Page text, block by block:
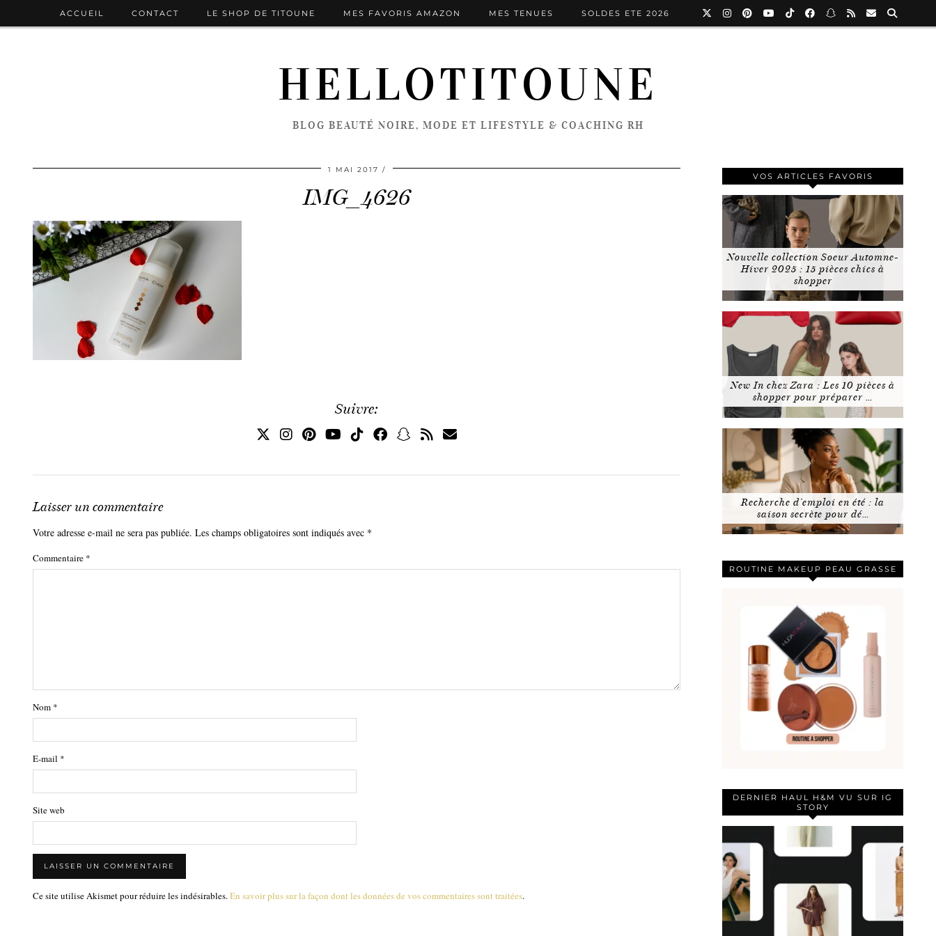
HELLOTITOUNE
BLOG BEAUTÉ NOIRE, MODE ET LIFESTYLE & COACHING RH
ACCUEIL CONTACT LE SHOP DE TITOUNE MES FAVORIS AMAZON MES TENUES SOLDES ETE 2026
1 MAI 2017
IMG_4626
Suivre:
Laisser un commentaire
Votre adresse e-mail ne sera pas publiée. Les champs obligatoires sont indiqués avec *
Commentaire *
Nom *
E-mail *
Site web
Ce site utilise Akismet pour réduire les indésirables. En savoir plus sur la façon dont les données de vos commentaires sont traitées.
VOS ARTICLES FAVORIS
Nouvelle collection Soeur Automne-
Hiver 2025 : 15 pièces chics à
shopper
New In chez Zara : Les 10 pièces à
shopper pour préparer …
Recherche d’emploi en été : la
saison secrète pour dé…
ROUTINE MAKEUP PEAU GRASSE
DERNIER HAUL H&M VU SUR IG
STORY